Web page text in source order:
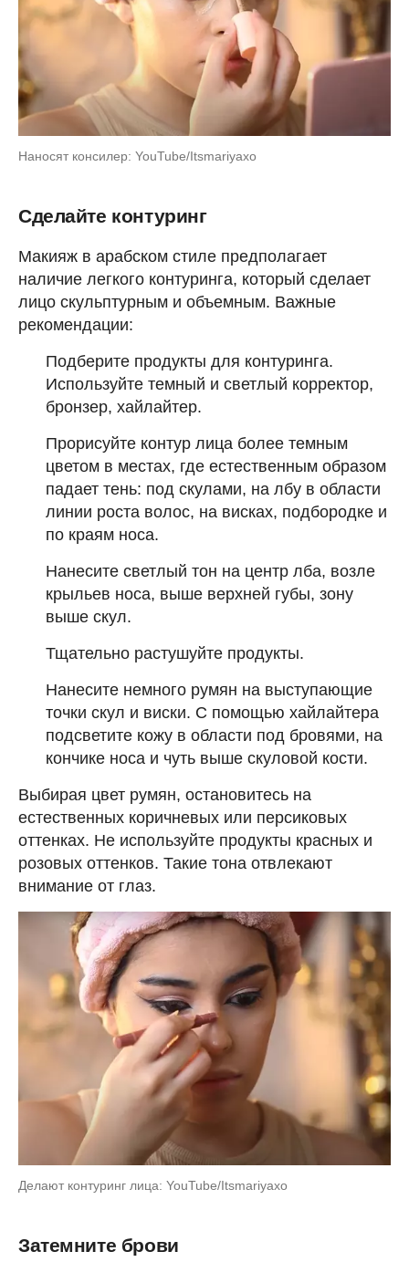
Наносят консилер: YouTube/Itsmariyaxo
Сделайте контуринг
Макияж в арабском стиле предполагает
наличие легкого контуринга, который сделает
лицо скульптурным и объемным. Важные
рекомендации:
Подберите продукты для контуринга.
Используйте темный и светлый корректор,
бронзер, хайлайтер.
Прорисуйте контур лица более темным
цветом в местах, где естественным образом
падает тень: под скулами, на лбу в области
линии роста волос, на висках, подбородке и
по краям носа.
Нанесите светлый тон на центр лба, возле
крыльев носа, выше верхней губы, зону
выше скул.
Тщательно растушуйте продукты.
Нанесите немного румян на выступающие
точки скул и виски. С помощью хайлайтера
подсветите кожу в области под бровями, на
кончике носа и чуть выше скуловой кости.
Выбирая цвет румян, остановитесь на
естественных коричневых или персиковых
оттенках. Не используйте продукты красных и
розовых оттенков. Такие тона отвлекают
внимание от глаз.
Делают контуринг лица: YouTube/Itsmariyaxo
Затемните брови